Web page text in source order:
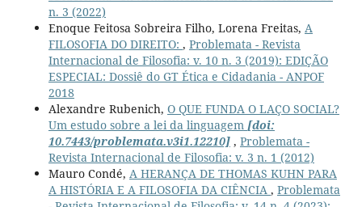
n. 3 (2022)
Enoque Feitosa Sobreira Filho, Lorena Freitas, A
FILOSOFIA DO DIREITO: , Problemata - Revista
Internacional de Filosofia: v. 10 n. 3 (2019): EDIÇÃO
ESPECIAL: Dossiê do GT Ética e Cidadania - ANPOF
2018
Alexandre Rubenich, O QUE FUNDA O LAÇO SOCIAL?
Um estudo sobre a lei da linguagem [doi:
10.7443/problemata.v3i1.12210], Problemata -
Revista Internacional de Filosofia: v. 3 n. 1 (2012)
Mauro Condé, A HERANÇA DE THOMAS KUHN PARA
A HISTÓRIA E A FILOSOFIA DA CIÊNCIA , Problemata